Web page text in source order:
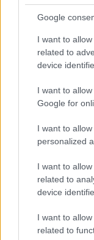
Google
I want to
related to
device
I want to
Google for
I want to
personalized
I want to
related to
device
I want to
related to
Népszerű
Bulvár
Bódi Guszti
megvan a